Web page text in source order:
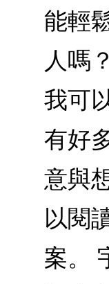
能輕
人嗎
我可
有好
意與
以閱
案。